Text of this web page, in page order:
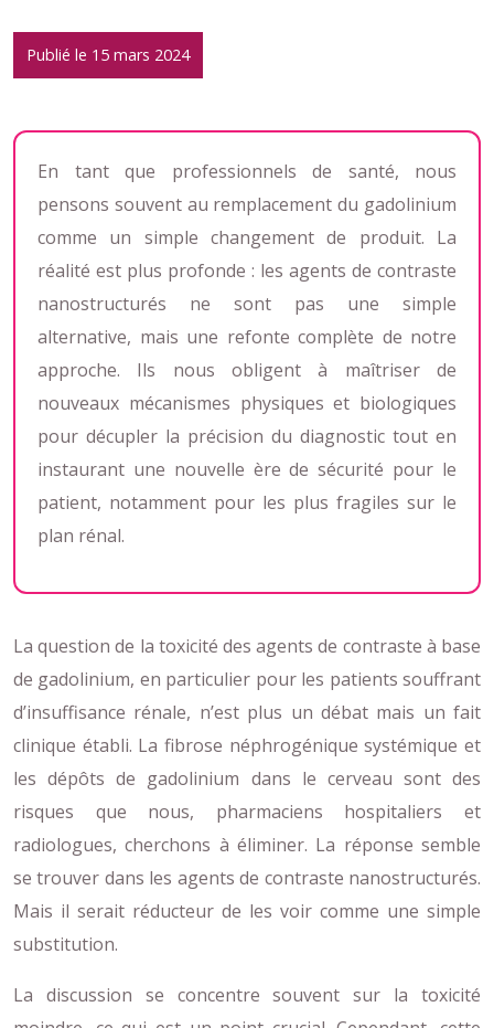
Publié le 15 mars 2024
En tant que professionnels de santé, nous
pensons souvent au remplacement du gadolinium
comme un simple changement de produit. La
réalité est plus profonde : les agents de contraste
nanostructurés ne sont pas une simple
alternative, mais une refonte complète de notre
approche. Ils nous obligent à maîtriser de
nouveaux mécanismes physiques et biologiques
pour décupler la précision du diagnostic tout en
instaurant une nouvelle ère de sécurité pour le
patient, notamment pour les plus fragiles sur le
plan rénal.
La question de la toxicité des agents de contraste à base
de gadolinium, en particulier pour les patients souffrant
d’insuffisance rénale, n’est plus un débat mais un fait
clinique établi. La fibrose néphrogénique systémique et
les dépôts de gadolinium dans le cerveau sont des
risques que nous, pharmaciens hospitaliers et
radiologues, cherchons à éliminer. La réponse semble
se trouver dans les agents de contraste nanostructurés.
Mais il serait réducteur de les voir comme une simple
substitution.
La discussion se concentre souvent sur la toxicité